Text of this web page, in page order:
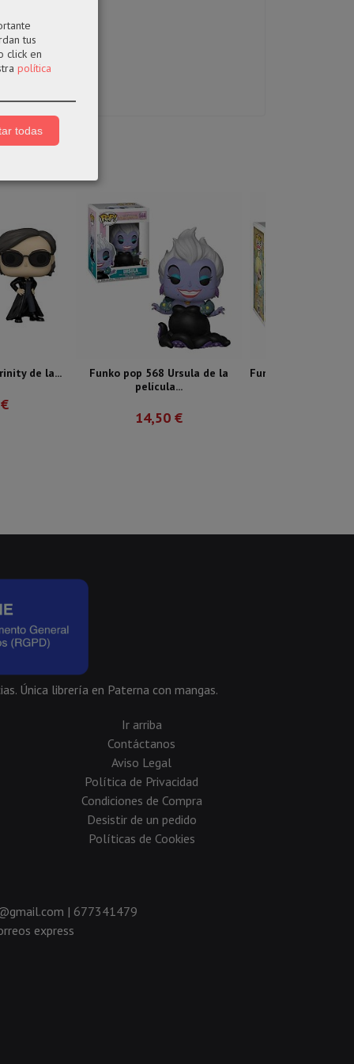
de la...
Funko pop 568 Ursula de la
película...
14,50 €
Funko pop 1473
Única librería en Paterna con mangas.
Ir arriba
Contáctanos
Aviso Legal
Política de Privacidad
Condiciones de Compra
Desistir de un pedido
Políticas de Cookies
| 677341479
express
tus
click en
política
todas